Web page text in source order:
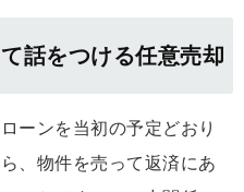
話をつける任意売却
ーンを当初の予定どおり
、物件を売って返済にあ